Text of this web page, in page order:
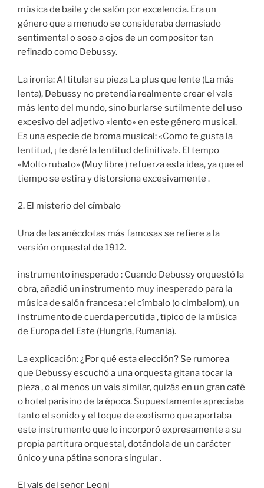
música de baile y de salón por excelencia. Era un
género que a menudo se consideraba demasiado
sentimental o soso a ojos de un compositor tan
refinado como Debussy.
La ironía: Al titular su pieza La plus que lente (La más
lenta), Debussy no pretendía realmente crear el vals
más lento del mundo, sino burlarse sutilmente del uso
excesivo del adjetivo «lento» en este género musical.
Es una especie de broma musical: «Como te gusta la
lentitud, ¡ te daré la lentitud definitiva!». El tempo
«Molto rubato» (Muy libre ) refuerza esta idea, ya que el
tiempo se estira y distorsiona excesivamente .
2. El misterio del címbalo
Una de las anécdotas más famosas se refiere a la
versión orquestal de 1912.
instrumento inesperado : Cuando Debussy orquestó la
obra, añadió un instrumento muy inesperado para la
música de salón francesa : el címbalo (o cimbalom), un
instrumento de cuerda percutida , típico de la música
de Europa del Este (Hungría, Rumania).
La explicación: ¿Por qué esta elección? Se rumorea
que Debussy escuchó a una orquesta gitana tocar la
pieza , o al menos un vals similar, quizás en un gran café
o hotel parisino de la época. Supuestamente apreciaba
tanto el sonido y el toque de exotismo que aportaba
este instrumento que lo incorporó expresamente a su
propia partitura orquestal, dotándola de un carácter
único y una pátina sonora singular .
El vals del señor Leoni